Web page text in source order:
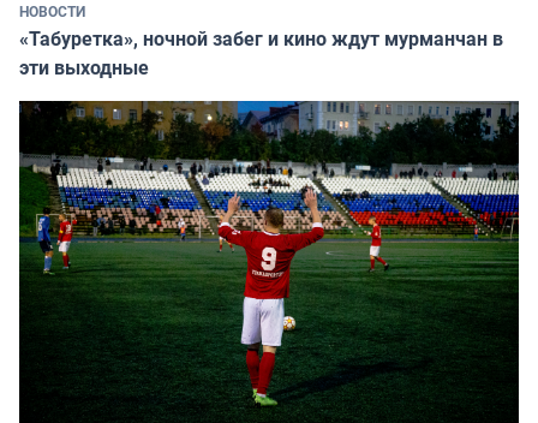
НОВОСТИ
«Табуретка», ночной забег и кино ждут мурманчан в
эти выходные